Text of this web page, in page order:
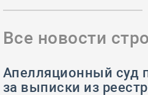
Все новости
Апелляционный суд
за выписки из